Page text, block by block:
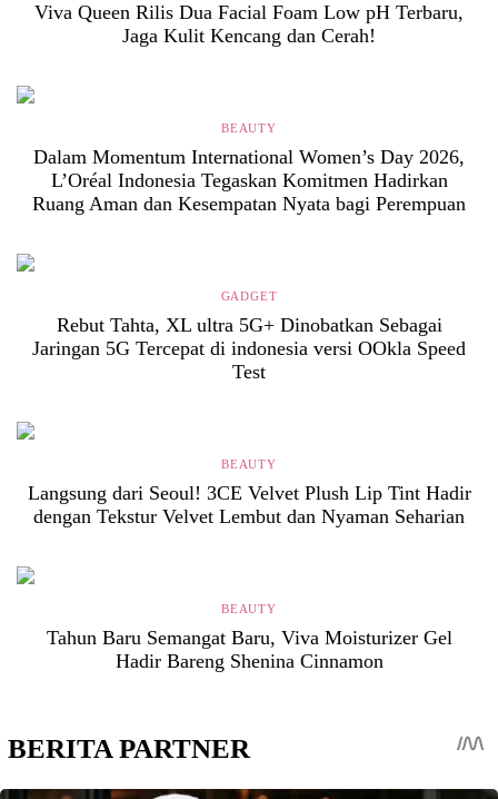
Viva Queen Rilis Dua Facial Foam Low pH Terbaru,
Jaga Kulit Kencang dan Cerah!
BEAUTY
Dalam Momentum International Women’s Day 2026,
L’Oréal Indonesia Tegaskan Komitmen Hadirkan
Ruang Aman dan Kesempatan Nyata bagi Perempuan
GADGET
Rebut Tahta, XL ultra 5G+ Dinobatkan Sebagai
Jaringan 5G Tercepat di indonesia versi OOkla Speed
Test
BEAUTY
Langsung dari Seoul! 3CE Velvet Plush Lip Tint Hadir
dengan Tekstur Velvet Lembut dan Nyaman Seharian
BEAUTY
Tahun Baru Semangat Baru, Viva Moisturizer Gel
Hadir Bareng Shenina Cinnamon